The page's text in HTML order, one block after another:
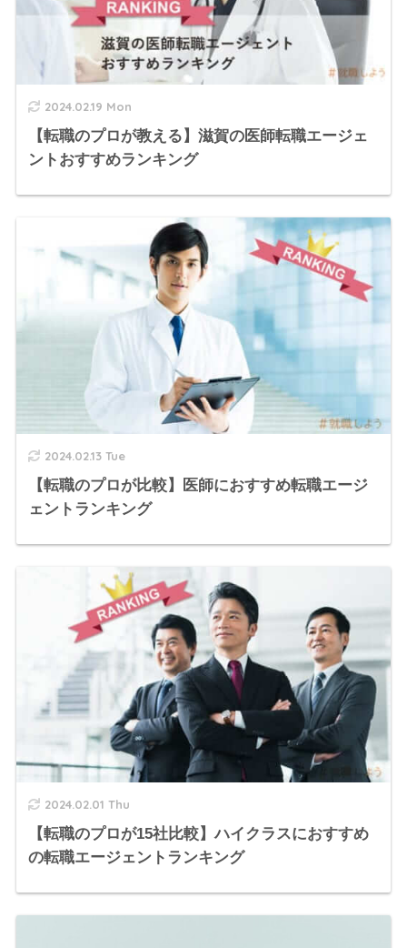
2024.02.19 Mon
【転職のプロが教える】滋賀の医師転職エージェ
ントおすすめランキング
2024.02.13 Tue
【転職のプロが比較】医師におすすめ転職エージ
ェントランキング
2024.02.01 Thu
【転職のプロが15社比較】ハイクラスにおすすめ
の転職エージェントランキング